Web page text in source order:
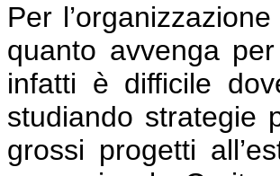
Per
quanto avvenga
infatti è difficile
studiando strategie
grossi progetti